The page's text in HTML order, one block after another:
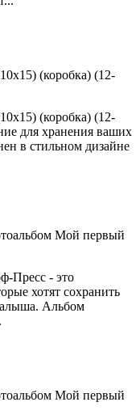
(коробка) (12-
(коробка) (12-
для хранения ваших
в стильном дизайне
Мой первый
Пресс - это
хотят сохранить
Альбом
Мой первый